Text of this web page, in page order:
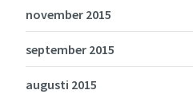
november 2015
september 2015
augusti 2015